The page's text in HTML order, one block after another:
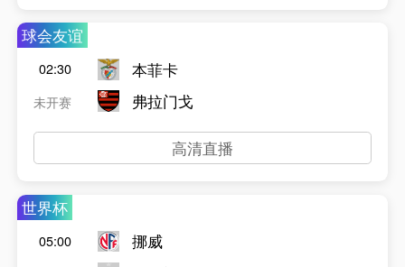
球会友谊
02:30
未开赛
本菲卡
弗拉门戈
高清直播
世界杯
05:00
挪威